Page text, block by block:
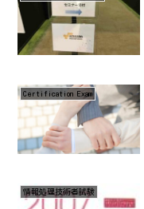
Certification Exam
情報処理技術者試験